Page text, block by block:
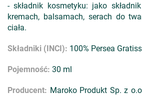
- składnik kosmetyku: jako
kremach, balsamach, serach do
ciała.
Składniki (INCI): 100% Persea
Pojemność: 30 ml
Producent: Maroko Produkt Sp. z